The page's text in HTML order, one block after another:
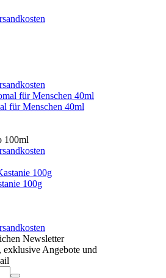
für Menschen 40ml
100ml
100g
Newsletter
exklusive Angebote und